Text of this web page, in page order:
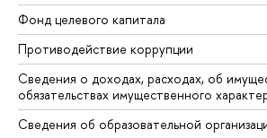
Фонд целевого капитала
Противодействие коррупции
Сведения о доходах, расходах, об
обязательствах имущественного
Сведения об образовательной